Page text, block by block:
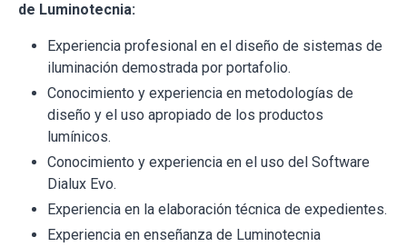
de Luminotecnia:
Experiencia profesional en el diseño de sistemas de
iluminación demostrada por portafolio.
Conocimiento y experiencia en metodologías de
diseño y el uso apropiado de los productos
lumínicos.
Conocimiento y experiencia en el uso del Software
Dialux Evo.
Experiencia en la elaboración técnica de expedientes.
Experiencia en enseñanza de Luminotecnia